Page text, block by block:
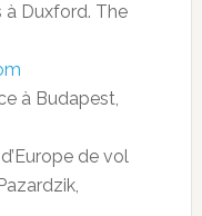
Duxford. The
à Budapest,
de vol